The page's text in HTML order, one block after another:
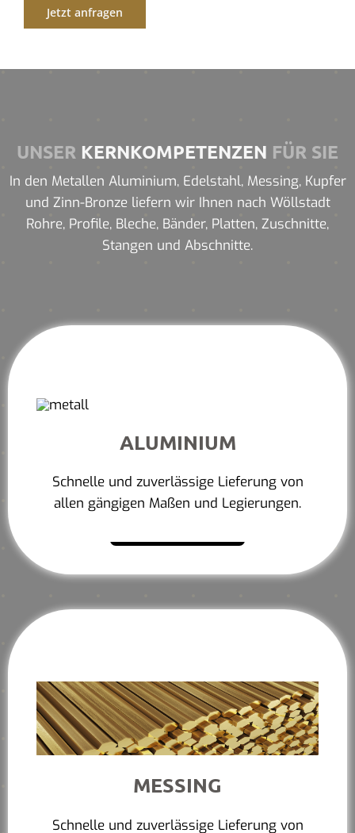
Jetzt anfragen
UNSER KERNKOMPETENZEN FÜR SIE
In den Metallen Aluminium, Edelstahl, Messing, Kupfer
und Zinn-Bronze liefern wir Ihnen nach Wöllstadt
Rohre, Profile, Bleche, Bänder, Platten, Zuschnitte,
Stangen und Abschnitte.
ALUMINIUM
Schnelle und zuverlässige Lieferung von
allen gängigen Maßen und Legierungen.
MESSING
Schnelle und zuverlässige Lieferung von